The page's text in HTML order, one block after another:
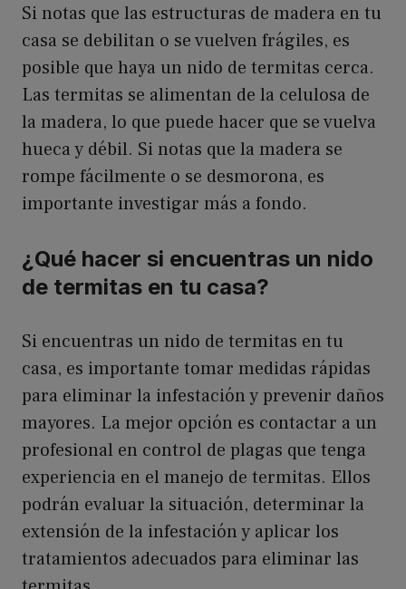
Si notas que las estructuras de madera en tu
casa se debilitan o se vuelven frágiles, es
posible que haya un nido de termitas cerca.
Las termitas se alimentan de la celulosa de
la madera, lo que puede hacer que se vuelva
hueca y débil. Si notas que la madera se
rompe fácilmente o se desmorona, es
importante investigar más a fondo.
¿Qué hacer si encuentras un nido
de termitas en tu casa?
Si encuentras un nido de termitas en tu
casa, es importante tomar medidas rápidas
para eliminar la infestación y prevenir daños
mayores. La mejor opción es contactar a un
profesional en control de plagas que tenga
experiencia en el manejo de termitas. Ellos
podrán evaluar la situación, determinar la
extensión de la infestación y aplicar los
tratamientos adecuados para eliminar las